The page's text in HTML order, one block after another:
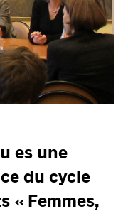
es une
du cycle
« Femmes,